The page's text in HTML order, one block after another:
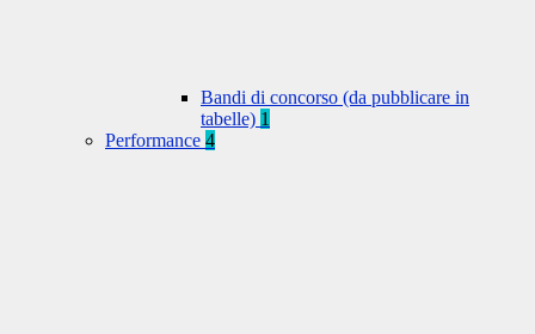
Bandi di concorso (da pubblicare in
tabelle) 1
Performance 4